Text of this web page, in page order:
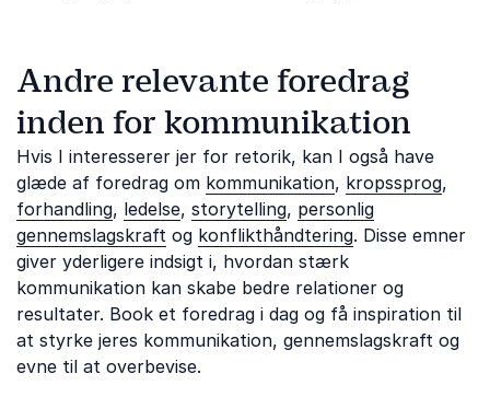
Andre relevante foredrag
inden for kommunikation
Hvis I interesserer jer for retorik, kan I også have
glæde af foredrag om kommunikation, kropssprog,
forhandling, ledelse, storytelling, personlig
gennemslagskraft og konflikthåndtering. Disse emner
giver yderligere indsigt i, hvordan stærk
kommunikation kan skabe bedre relationer og
resultater. Book et foredrag i dag og få inspiration til
at styrke jeres kommunikation, gennemslagskraft og
evne til at overbevise.